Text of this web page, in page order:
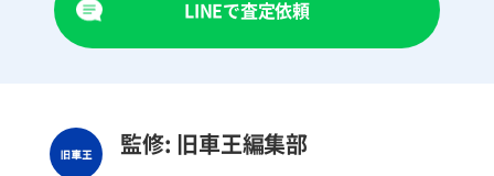
LINEで査定依頼
監修: 旧車王編集部